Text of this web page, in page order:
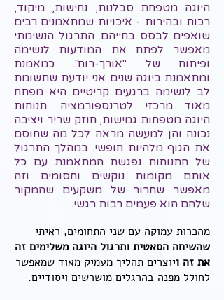
היוגה מטפחת סבלנות, נחישות, מיקוד,
רכות ובהירות - איכויות שמתאמנים רבים
שואפים לבסס בחייהם. התרגול הנשימתי
מאפשר לפתח את המודעות לנשימה
ופיתוח של "אורך-רוח". כמאמנת
ומתאמנת ביוגה שנים אני יודעת שתשומת
לב לנשימה ברגעים קריטיים היא מפתח
מאוד מרכזי לטרנספורמציה. תנוחות
היוגה מטפחות גמישות, חוזק שריר ויציבה
נכונה והן למעשה מראה לכל מה שחוסם
את הגוף מלהיות חופשי. במהלך התרגול
של התנוחות נפגשת המתאמנת עם כל
אותם מקומות נוקשים וחסומים וזה
מאפשר שחרור של משקעים שהמקור
שלהם הוא פעמים רבות רגשי.
מהכרות עמוקה עם שני התחומים, ראיתי
שהשיחה הסאטית ותרגול היוגה משלימים זה
את זה ויוצרים תהליך מעמיק מאוד שמאפשר
לחולל מפנה בהרגלים מושרשים ויסודיים.